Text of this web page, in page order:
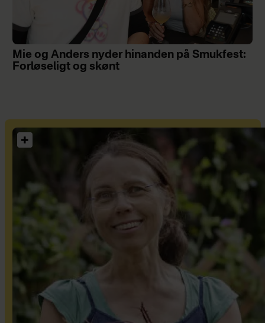
Mie og Anders nyder hinanden på Smukfest:
Forløseligt og skønt